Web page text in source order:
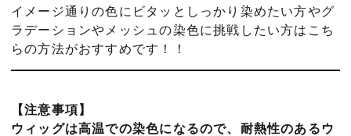
イメージ通りの色にビタッとしっかり染めたい方やグ
ラデーションやメッシュの染色に挑戦したい方はこち
らの方法がおすすめです！！
【注意事項】
ウィッグは高温での染色になるので、耐熱性のあるウ